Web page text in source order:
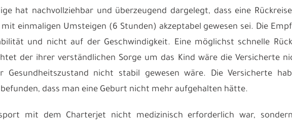
hat nachvollziehbar und überzeugend dargelegt, dass eine
einmaligen Umsteigen (6 Stunden) akzeptabel gewesen sei. Die
und nicht auf der Geschwindigkeit. Eine möglichst schnelle
der ihrer verständlichen Sorge um das Kind wäre die Versicherte
Gesundheitszustand nicht stabil gewesen wäre. Die Versicherte
dass man eine Geburt nicht mehr aufgehalten hätte.
mit dem Charterjet nicht medizinisch erforderlich war,